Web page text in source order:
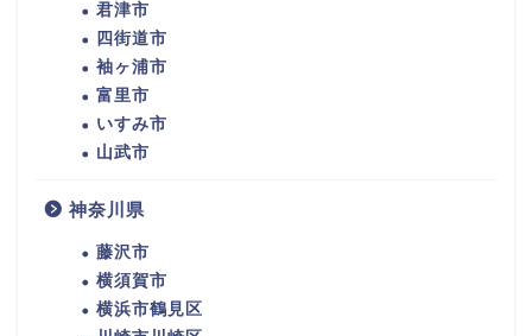
君津市
四街道市
袖ヶ浦市
富里市
いすみ市
山武市
神奈川県
藤沢市
横須賀市
横浜市鶴見区